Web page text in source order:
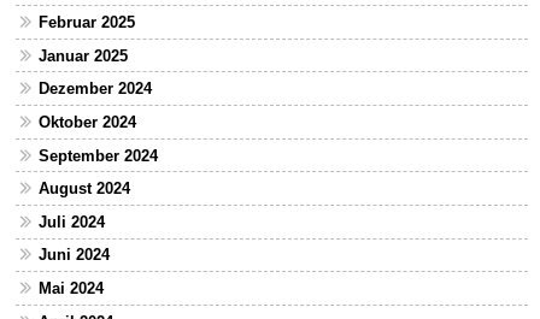
Februar 2025
Januar 2025
Dezember 2024
Oktober 2024
September 2024
August 2024
Juli 2024
Juni 2024
Mai 2024